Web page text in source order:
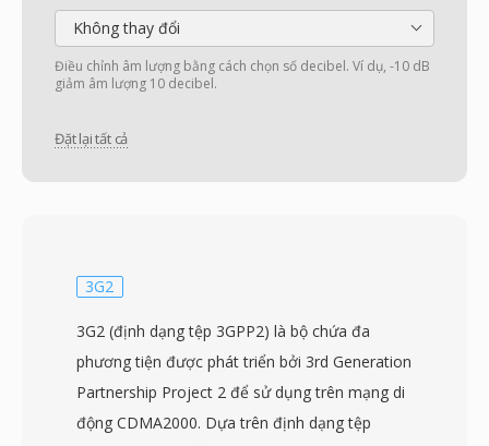
Không thay đổi
Điều chỉnh âm lượng bằng cách chọn số decibel. Ví dụ, -10 dB
giảm âm lượng 10 decibel.
Đặt lại tất cả
3G2
3G2 (định dạng tệp 3GPP2) là bộ chứa đa
phương tiện được phát triển bởi 3rd Generation
Partnership Project 2 để sử dụng trên mạng di
động CDMA2000. Dựa trên định dạng tệp